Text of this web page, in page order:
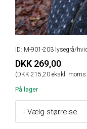
ID: M-901-203 lysegrå/
DKK 269,00
(DKK 215,20 ekskl.
På lager